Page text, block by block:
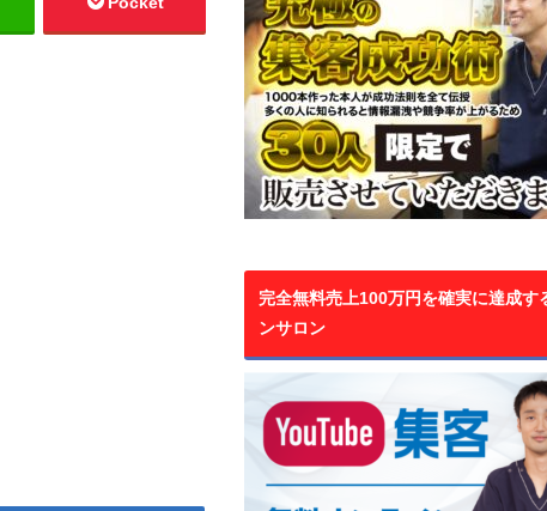
完全無料売上100万円を確実に達成す
ンサロン